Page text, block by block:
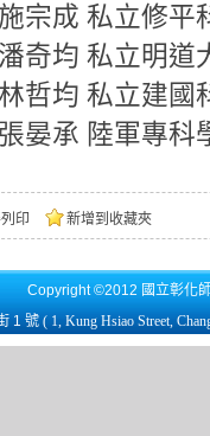
宗成 私立修平
奇均 私立明道
哲均 私立建國
晏承 陸軍專科
印 新增到收藏夾
Copyright ©2012 國立彰化
1 號 ( 1, Kung Hsiao Street,